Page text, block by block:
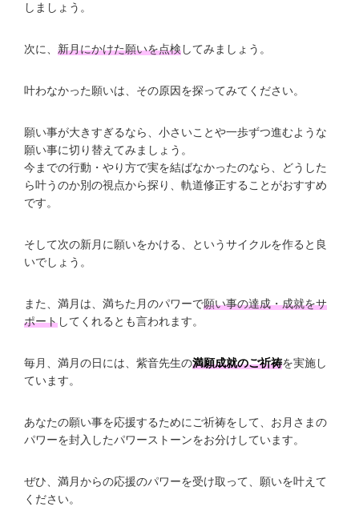
しましょう。
次に、 新月にかけた願いを点検してみましょう。
叶わなかった願いは、その原因を探ってみてください。
願い事が大きすぎるなら、小さいことや一歩ずつ進むような
願い事に切り替えてみましょう。
今までの行動・やり方で実を結ばなかったのなら、どうした
ら叶うのか別の視点から探り、軌道修正することがおすすめ
です。
そして次の新月に願いをかける、というサイクルを作ると良
いでしょう。
また、満月は、満ちた月のパワーで願い事の達成・成就をサ
ポートしてくれるとも言われます。
毎月、満月の日には、紫音先生の満願成就のご祈祷を実施し
ています。
あなたの願い事を応援するためにご祈祷をして、お月さまの
パワーを封入したパワーストーンをお分けしています。
ぜひ、満月からの応援のパワーを受け取って、願いを叶えて
ください。